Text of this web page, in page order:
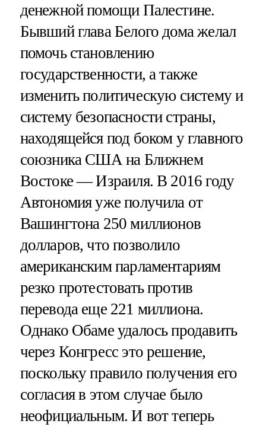
денежной помощи Палестине.
Бывший глава Белого дома желал
помочь становлению
государственности, а также
изменить политическую систему и
систему безопасности страны,
находящейся под боком у главного
союзника США на Ближнем
Востоке — Израиля. В 2016 году
Автономия уже получила от
Вашингтона 250 миллионов
долларов, что позволило
американским парламентариям
резко протестовать против
перевода еще 221 миллиона.
Однако Обаме удалось продавить
через Конгресс это решение,
поскольку правило получения его
согласия в этом случае было
неофициальным. И вот теперь